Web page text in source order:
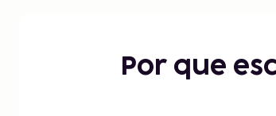
John A. Dobson Ice Arena - 1,4 km/
Por que